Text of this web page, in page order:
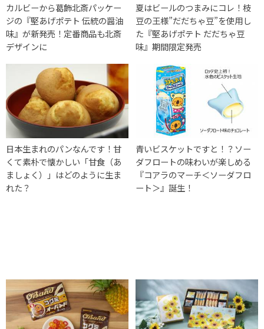
カルビーから葛飾北斎パッケー
ジの『堅あげポテト 伝統の醤油
味』が新発売！定番商品も北斎
デザインに
夏はビールのつまみにコレ！枝
豆の王様”だだちゃ豆”を使用し
た『堅あげポテト だだちゃ豆
味』期間限定発売
日本生まれのパンなんです！甘
くて素朴で懐かしい「甘食（あ
ましょく）」はどのように生ま
れた？
青いビスケットですと！？ソー
ダフロートの味わいが楽しめる
『コアラのマーチ＜ソーダフロ
ート＞』誕生！